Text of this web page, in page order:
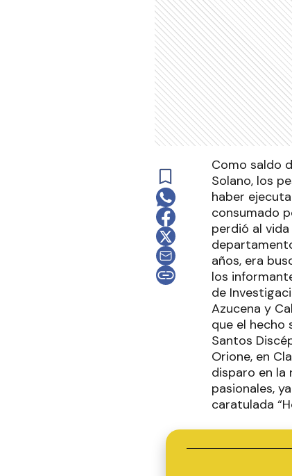
Como saldo
Solano, los
haber
consumado
perdió al
años, era
los
de
Azucena y
que el hecho
Santos
Orione, en
disparo en la
pasionales,
caratulada